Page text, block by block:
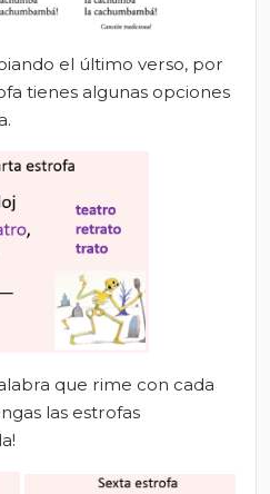
el último verso, por
tienes algunas opciones
que rime con cada
las estrofas